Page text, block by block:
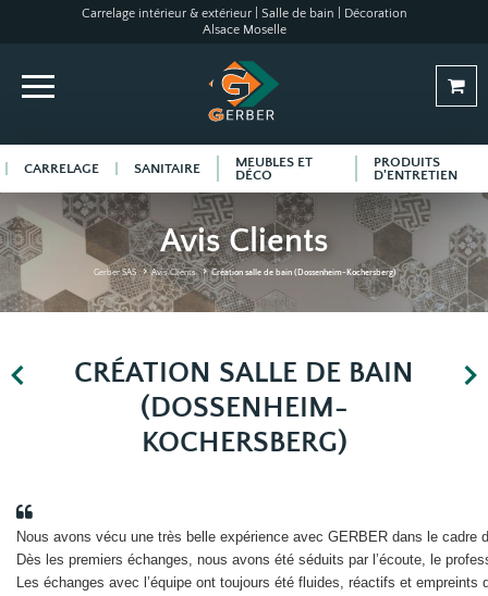
Carrelage intérieur & extérieur | Salle de bain | Décoration
Alsace Moselle
CARRELAGE SANITAIRE
MEUBLES ET
DÉCO
PRODUITS
D'ENTRETIEN
Avis Clients
Gerber SAS Avis Clients Création salle de bain (Dossenheim-Kochersberg)
CRÉATION SALLE DE BAIN
(DOSSENHEIM-
KOCHERSBERG)
Nous avons vécu une très belle expérience avec GERBER dans le
Dès les premiers échanges, nous avons été séduits par l’écoute, le
Les échanges avec l’équipe ont toujours été fluides, réactifs et